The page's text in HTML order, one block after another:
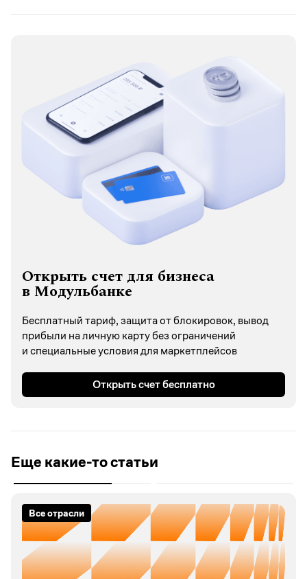
Открыть счет для бизнеса
в Модульбанке
Бесплатный тариф, защита от блокировок, вывод
прибыли на личную карту без ограничений
и специальные условия для маркетплейсов
Открыть счет бесплатно
Еще какие-то статьи
Все отрасли